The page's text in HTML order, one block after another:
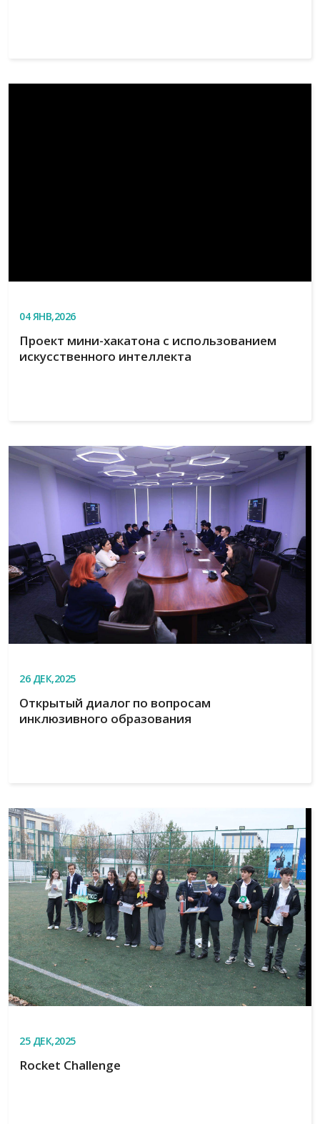
04ЯНВ,2026
Проект мини-хакатона с использованием
искусственного интеллекта
26ДЕК,2025
Открытый диалог по вопросам
инклюзивного образования
25ДЕК,2025
Rocket Challenge